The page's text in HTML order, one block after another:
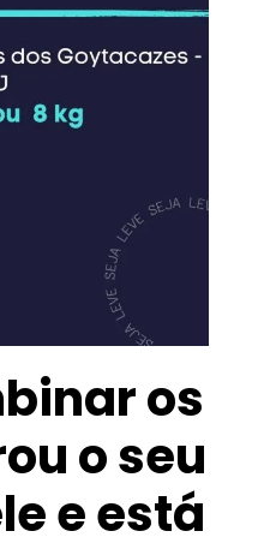
os
o seu
e está